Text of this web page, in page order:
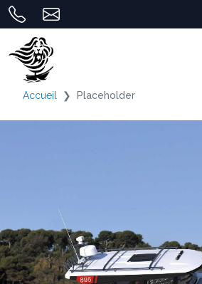
Accueil Placeholder